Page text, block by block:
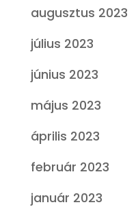
augusztus 2023
július 2023
június 2023
május 2023
április 2023
február 2023
január 2023